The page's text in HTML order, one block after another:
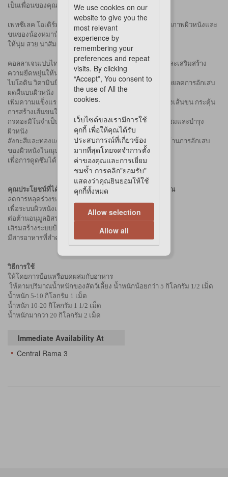
เป็นเพื่อนของคุณไปอย่างยาวนาน
เพทซีเลค โอเดิร์ม สูตรแอดวานซ์สำหรับการบำรุง ดูแลสุขภาพผิวหนังและ
ขนของน้องหมาน้องแมว
ให้นุ่ม สวย น่าสัมผัส
คอลลาเจนเปบไทด์ (Collagen Peptide) ช่วยบำรุงผิวหนังและเสริมสร้าง
ความยืดหยุ่นให้น่าสัมผัส
ไบโอติน วิตามินบี2 บี3 บี6 และอี (Biotin, B2, B3, B6, E) ช่วยลดการอักเสบ
ผดผื่นบนผิวหนัง
เพิ่มความแข็งแรงของเส้นขนและเล็บ ลดการหลุดร่วงของเส้นขน กระตุ้น
การสร้างเส้นขนใหม่
กรดอะมิโนจำเป็น (Essential Amino Acids) เพื่อการซ่อมแซมและบำรุง
ผิวหนัง
สังกะสีและทองแดง ZChelated Zinc and Copper) ช่วยต่อต้านการอักเสบ
ของผิวหนังในณุปคีเลต
เพื่อการดูดซึมได้อย่างมีประสิทธิภาพสูงสุด
คุณประโยชน์ที่ได้จาก CAL-MAG ต่อสุนัขและแมวของคุณ
ลดการหลุดร่วงของเส้นขน
เพื่อระบบผิวหนังและเส้นขนที่แข็งแรง
ต่อต้านอนุมูลอิสระ
เสิรมสร้างระบบป้องกันของผิวหนัง
มีสารอาหารที่สำคัญสำหรับการบำรุงผิวหนัง ขน และเล็บ
วิธีการใช้
ให้โดยการป้อนหรือบดผสมกับอาหาร
ให้ตามปริมาณน้ำหนักของสัตว์เลี้ยง น้ำหนักน้อยกว่า 5 กิโลกรัม 1/2 เม็ด
น้ำหนัก 5-10 กิโลกรัม 1 เม็ด
น้ำหนัก 10-20 กิโลกรัม 1 1/2 เม็ด
น้ำหนักมากว่า 20 กิโลกรัม 2 เม็ด
Immediate Availability At
Central Rama 3
We use cookies on our
website to give you the
most relevant
experience by
remembering your
preferences and repeat
visits. By clicking
“Accept”, You consent to
the use of All the
cookies.
เว็บไซต์ของเรามีการใช้
คุกกี้ เพื่อให้คุณได้รับ
ประสบการณ์ที่เกี่ยวข้อง
มากที่สุดโดยจดจำการตั้ง
ค่าของคุณและการเยี่ยม
ชมซ้ำ การคลิก"ยอมรับ"
แสดงว่าคุณยินยอมให้ใช้
คุกกี้ทั้งหมด
Allow selection
Allow all